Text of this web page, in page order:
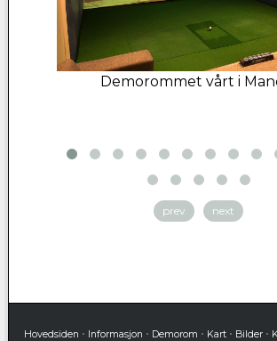
Demorommet vårt i
prev next
Hovedsiden • Informasjon • Demorom • Kart • Bilder •